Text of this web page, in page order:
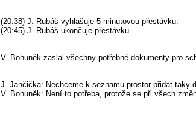
(20:38) J. Rubáš vyhlašuje 5 minutovou přestávku.
(20:45) J. Rubáš ukončuje přestávku
V. Bohuněk zaslal všechny potřebné dokumenty pro
J. Jančička: Nechceme k seznamu prostor přidat taky
V. Bohuněk: Není to potřeba, protože se při všech